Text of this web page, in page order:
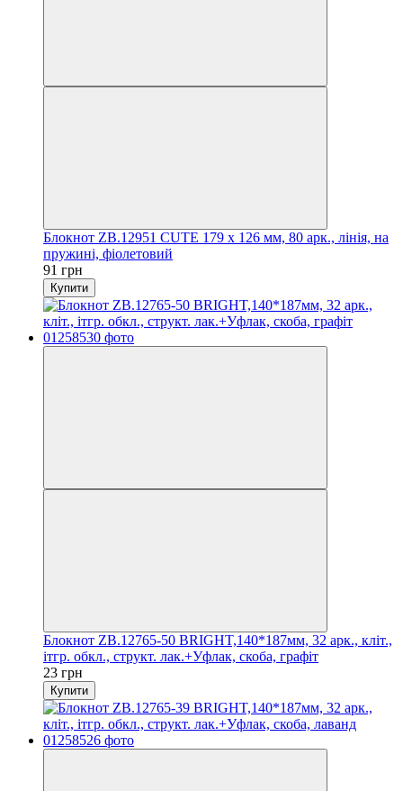
Блокнот ZB.12951 CUTE 179 х 126 мм, 80 арк., лінія, на
пружині, фіолетовий
91 грн
Купити
Блокнот ZB.12765-50 BRIGHT,140*187мм, 32 арк., кліт.,
ітгр. обкл., структ. лак.+Уфлак, скоба, графіт
23 грн
Купити